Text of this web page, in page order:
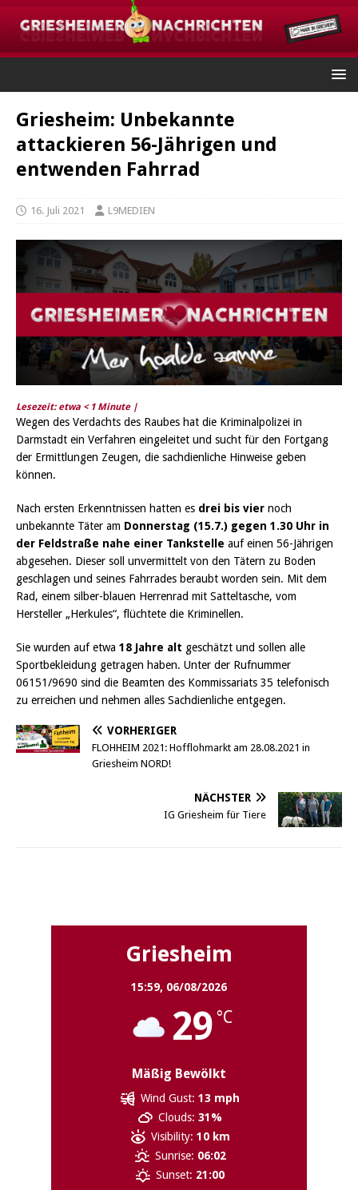
Griesheim: Unbekannte
attackieren 56-Jährigen und
entwenden Fahrrad
16. Juli 2021 L9MEDIEN
Lesezeit: etwa < 1 Minute |
Wegen des Verdachts des Raubes hat die Kriminalpolizei in
Darmstadt ein Verfahren eingeleitet und sucht für den Fortgang
der Ermittlungen Zeugen, die sachdienliche Hinweise geben
können.
Nach ersten Erkenntnissen hatten es drei bis vier noch
unbekannte Täter am Donnerstag (15.7.) gegen 1.30 Uhr in
der Feldstraße nahe einer Tankstelle auf einen 56-Jährigen
abgesehen. Dieser soll unvermittelt von den Tätern zu Boden
geschlagen und seines Fahrrades beraubt worden sein. Mit dem
Rad, einem silber-blauen Herrenrad mit Satteltasche, vom
Hersteller „Herkules“, flüchtete die Kriminellen.
Sie wurden auf etwa 18 Jahre alt geschätzt und sollen alle
Sportbekleidung getragen haben. Unter der Rufnummer
06151/9690 sind die Beamten des Kommissariats 35 telefonisch
zu erreichen und nehmen alles Sachdienliche entgegen.
VORHERIGER
FLOHHEIM 2021: Hofflohmarkt am 28.08.2021 in
Griesheim NORD!
NÄCHSTER
IG Griesheim für Tiere
Griesheim
15:59, 06/08/2026
29 °C
Mäßig Bewölkt
Wind Gust: 13 mph
Clouds: 31%
Visibility: 10 km
Sunrise: 06:02
Sunset: 21:00